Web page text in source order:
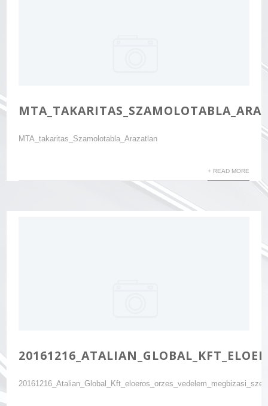
MTA_takaritas_Szamolotabla_Arazatlan
+ READ MORE